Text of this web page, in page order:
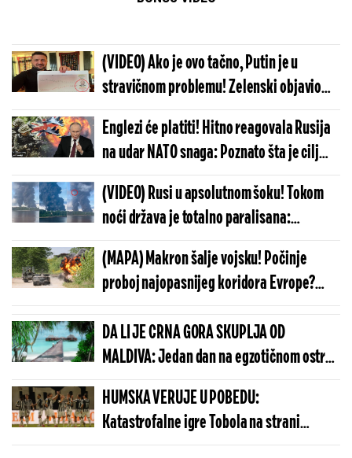
(VIDEO) Ako je ovo tačno, Putin je u
stravičnom problemu! Zelenski objavio
fotografiju koja je frapirala svetsku
javnost
Englezi će platiti! Hitno reagovala Rusija
na udar NATO snaga: Poznato šta je cilj
šokantnog napada Londona
(VIDEO) Rusi u apsolutnom šoku! Tokom
noći država je totalno paralisana:
Objavljena prava razmera uništenja
(MAPA) Makron šalje vojsku! Počinje
proboj najopasnijeg koridora Evrope?
NATO zemlje će za dva dana izvesti nešto
nesvakidašnje
DA LI JE CRNA GORA SKUPLJA OD
MALDIVA: Jedan dan na egzotičnom ostrvu
može da košta manje nego u Budvi
HUMSKA VERUJE U POBEDU:
Katastrofalne igre Tobola na strani
ulivaju samopouzdanje Partizanu